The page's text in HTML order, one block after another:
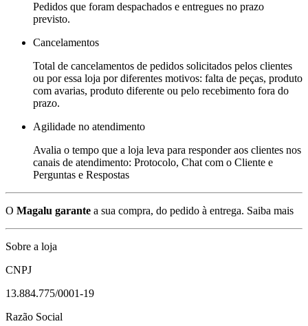
Pedidos que foram despachados e entregues no prazo
previsto.
Cancelamentos
Total de cancelamentos de pedidos solicitados pelos clientes
ou por essa loja por diferentes motivos: falta de peças, produto
com avarias, produto diferente ou pelo recebimento fora do
prazo.
Agilidade no atendimento
Avalia o tempo que a loja leva para responder aos clientes nos
canais de atendimento: Protocolo, Chat com o Cliente e
Perguntas e Respostas
O Magalu garante a sua compra, do pedido à entrega. Saiba mais
Sobre a loja
CNPJ
13.884.775/0001-19
Razão Social